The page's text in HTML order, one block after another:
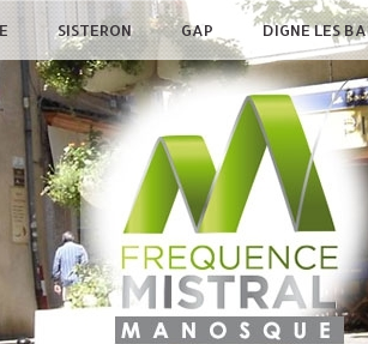
SISTERON GAP DIGNE LES